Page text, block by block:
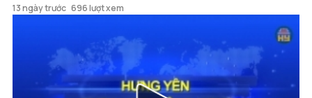
13 ngày trước 696 lượt xem